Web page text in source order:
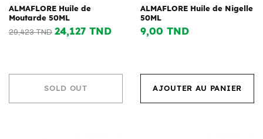
ALMAFLORE Huile de
Moutarde 50ML
29,423 TND 24,127 TND
SOLD OUT
ALMAFLORE Huile de Nigelle
50ML
9,00 TND
AJOUTER AU PANIER